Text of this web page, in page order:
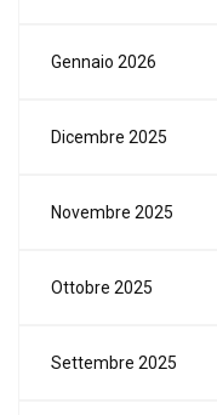
Gennaio 2026
Dicembre 2025
Novembre 2025
Ottobre 2025
Settembre 2025